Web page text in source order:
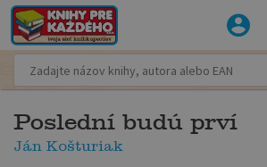
Poslední budú prví
Ján Košturiak